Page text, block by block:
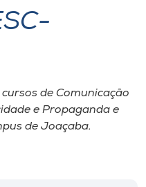
de Comunicação
e Propaganda e
de Joaçaba.